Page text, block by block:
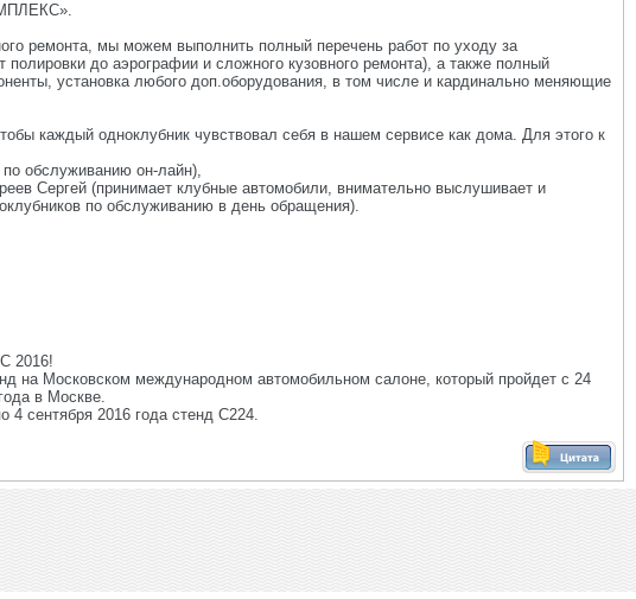
ремонта, мы можем выполнить полный перечень работ по уходу за
до аэрографии и сложного кузовного ремонта), а также полный
установка любого доп.оборудования, в том числе и кардинально меняющие
каждый одноклубник чувствовал себя в нашем сервисе как дома. Для этого к
обслуживанию он-лайн),
Сергей (принимает клубные автомобили, внимательно выслушивает и
по обслуживанию в день обращения).
2016!
Московском международном автомобильном салоне, который пройдет с 24
в Москве.
4 сентября 2016 года стенд С224.